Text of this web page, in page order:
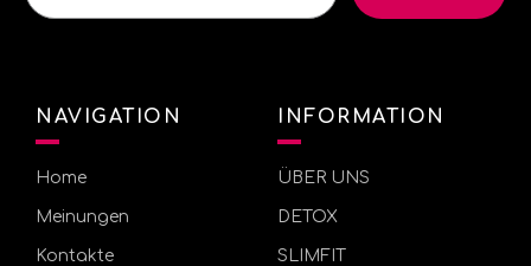
NAVIGATION
Home
Meinungen
Kontakte
INFORMATION
ÜBER UNS
DETOX
SLIMFIT